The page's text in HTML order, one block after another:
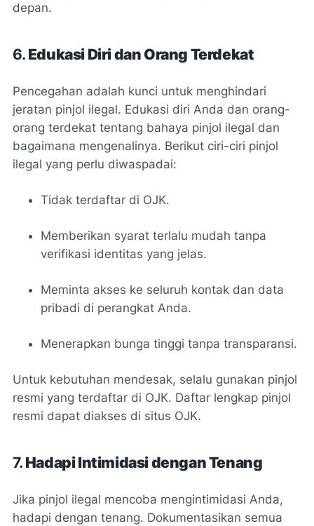
depan.
6. Edukasi Diri dan Orang Terdekat
Pencegahan adalah kunci untuk menghindari
jeratan pinjol ilegal. Edukasi diri Anda dan orang-
orang terdekat tentang bahaya pinjol ilegal dan
bagaimana mengenalinya. Berikut ciri-ciri pinjol
ilegal yang perlu diwaspadai:
Tidak terdaftar di OJK.
Memberikan syarat terlalu mudah tanpa
verifikasi identitas yang jelas.
Meminta akses ke seluruh kontak dan data
pribadi di perangkat Anda.
Menerapkan bunga tinggi tanpa transparansi.
Untuk kebutuhan mendesak, selalu gunakan pinjol
resmi yang terdaftar di OJK. Daftar lengkap pinjol
resmi dapat diakses di situs OJK.
7. Hadapi Intimidasi dengan Tenang
Jika pinjol ilegal mencoba mengintimidasi Anda,
hadapi dengan tenang. Dokumentasikan semua